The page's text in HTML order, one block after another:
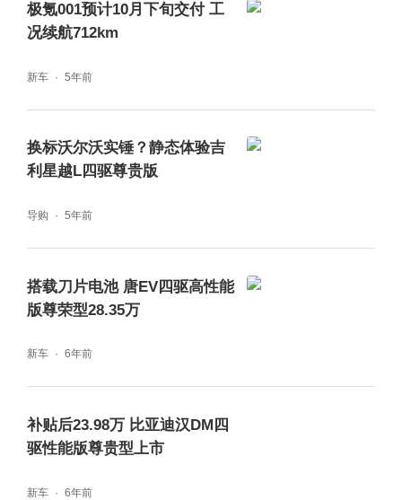
极氪001预计10月下旬交付 工
况续航712km
新车 5年前
换标沃尔沃实锤？静态体验吉
利星越L四驱尊贵版
导购 5年前
搭载刀片电池 唐EV四驱高性能
版尊荣型28.35万
新车 6年前
补贴后23.98万 比亚迪汉DM四
驱性能版尊贵型上市
新车 6年前